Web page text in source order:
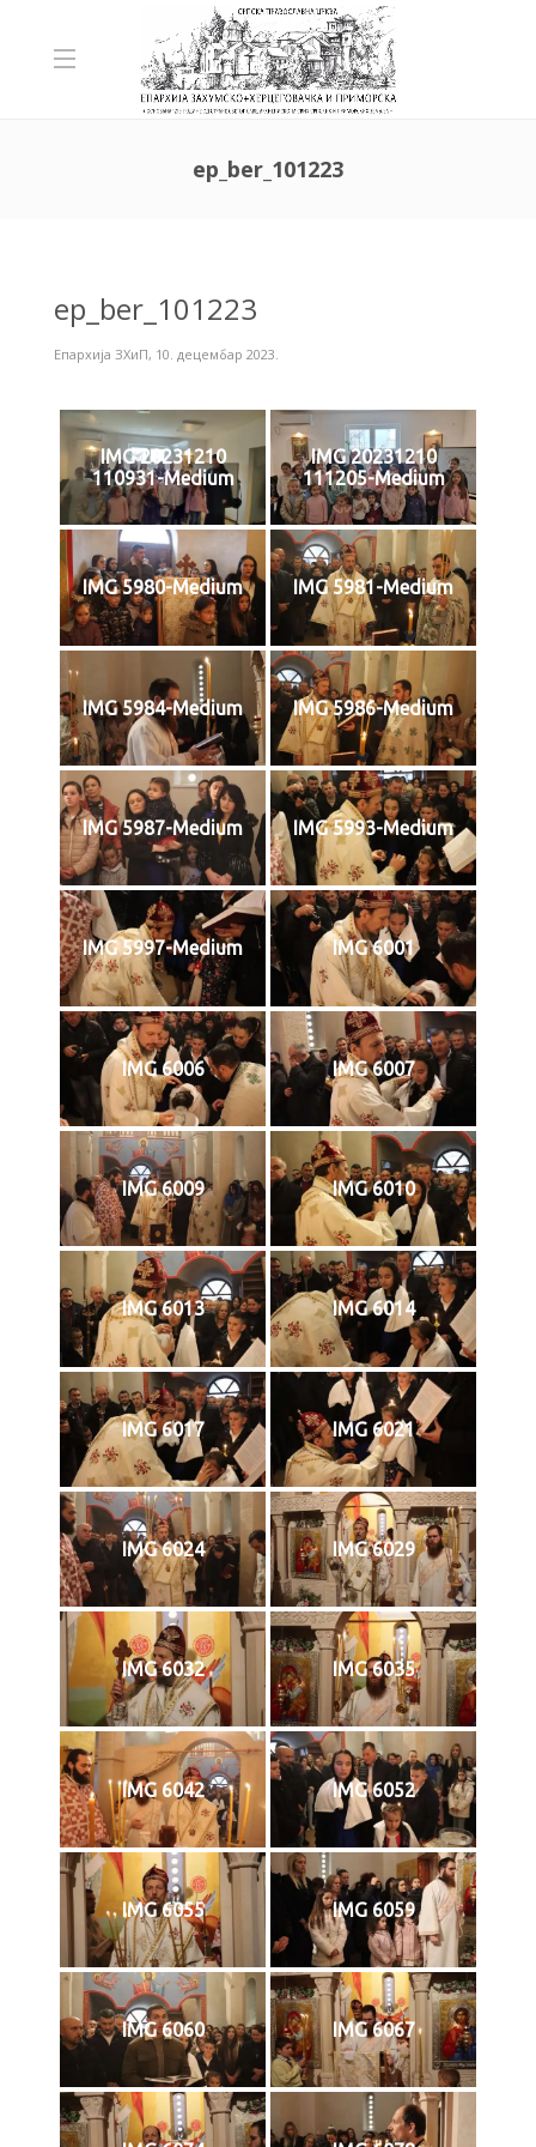
ep_ber_101223
ep_ber_101223
Епархија ЗХиП, 10. децембар 2023.
IMG 20231210
110931-Medium
IMG 20231210
111205-Medium
IMG 5980-Medium IMG 5981-Medium
IMG 5984-Medium IMG 5986-Medium
IMG 5987-Medium IMG 5993-Medium
IMG 5997-Medium IMG 6001
IMG 6006 IMG 6007
IMG 6009 IMG 6010
IMG 6013 IMG 6014
IMG 6017 IMG 6021
IMG 6024 IMG 6029
IMG 6032 IMG 6035
IMG 6042 IMG 6052
IMG 6055 IMG 6059
IMG 6060 IMG 6067